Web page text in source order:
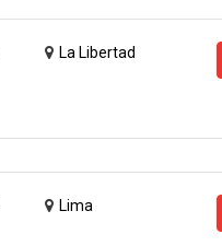
La Libertad
Lima